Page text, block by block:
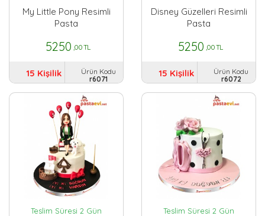
My Little Pony Resimli
Pasta
5250 ,00 TL
15 Kişilik
Ürün Kodu
r6071
Disney Güzelleri Resimli
Pasta
5250 ,00 TL
15 Kişilik
Ürün Kodu
r6072
Teslim Süresi 2 Gün Teslim Süresi 2 Gün